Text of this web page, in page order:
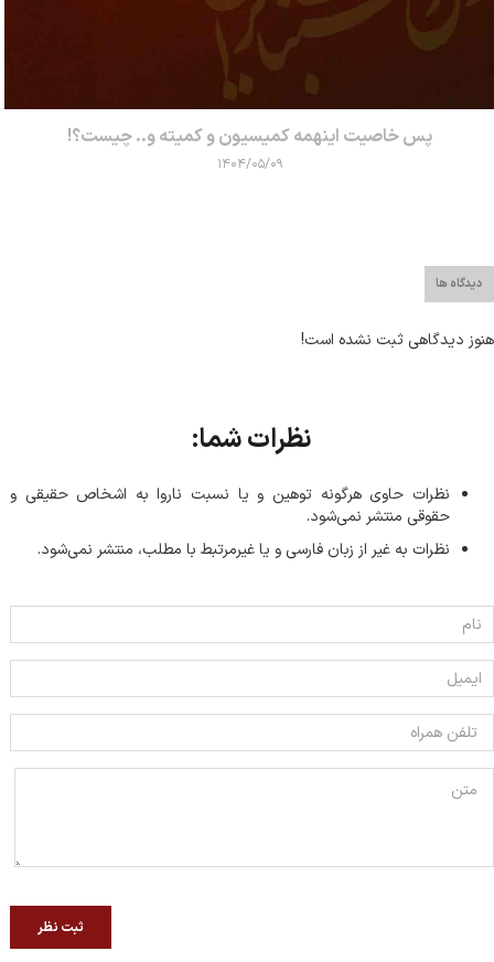
پس خاصیت اینهمه کمیسیون و کمیته و.. چیست؟!
۱۴۰۴/۰۵/۰۹
دیدگاه ها
هنوز دیدگاهی ثبت نشده است!
نظرات شما:
نظرات حاوی هرگونه توهین و یا نسبت ناروا به اشخاص حقیقی و
حقوقی منتشر نمی‌شود.
نظرات به غیر از زبان فارسی و یا غیر‌مرتبط با مطلب، منتشر نمی‌شود.
ثبت نظر